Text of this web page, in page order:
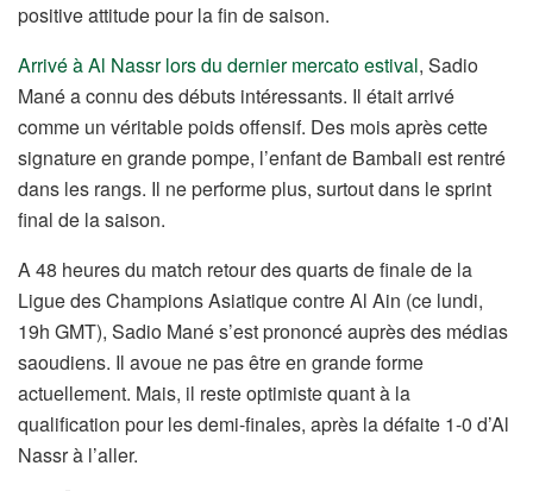
positive attitude pour la fin de saison.
Arrivé à Al Nassr lors du dernier mercato estival, Sadio
Mané a connu des débuts intéressants. Il était arrivé
comme un véritable poids offensif. Des mois après cette
signature en grande pompe, l’enfant de Bambali est rentré
dans les rangs. Il ne performe plus, surtout dans le sprint
final de la saison.
A 48 heures du match retour des quarts de finale de la
Ligue des Champions Asiatique contre Al Ain (ce lundi,
19h GMT), Sadio Mané s’est prononcé auprès des médias
saoudiens. Il avoue ne pas être en grande forme
actuellement. Mais, il reste optimiste quant à la
qualification pour les demi-finales, après la défaite 1-0 d’Al
Nassr à l’aller.